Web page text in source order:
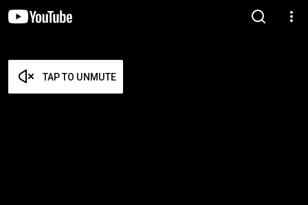
TAP TO UNMUTE